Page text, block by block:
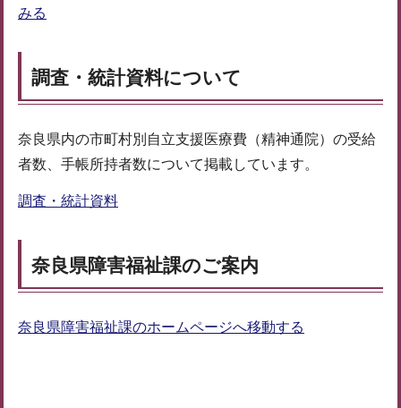
みる
調査・統計資料について
奈良県内の市町村別自立支援医療費（精神通院）の受給
者数、手帳所持者数について掲載しています。
調査・統計資料
奈良県障害福祉課のご案内
奈良県障害福祉課のホームページへ移動する